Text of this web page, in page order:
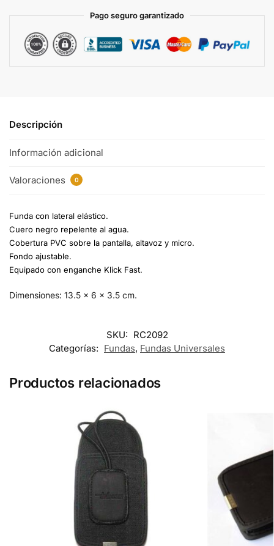
Pago seguro garantizado
Descripción
Información adicional
Valoraciones 0
Funda con lateral elástico.
Cuero negro repelente al agua.
Cobertura PVC sobre la pantalla, altavoz y micro.
Fondo ajustable.
Equipado con enganche Klick Fast.
Dimensiones: 13.5 x 6 x 3.5 cm.
SKU: RC2092
Categorías: Fundas, Fundas Universales
Productos relacionados